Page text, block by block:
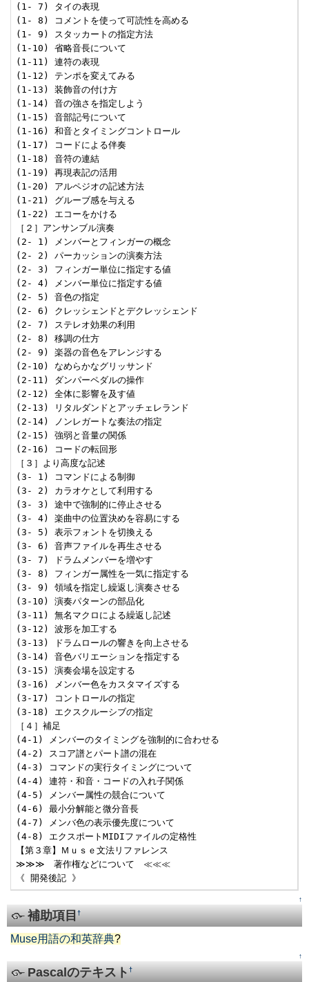
(1- 7) タイの表現
(1- 8) コメントを使って可読性を高める
(1- 9) スタッカートの指定方法
(1-10) 省略音長について
(1-11) 連符の表現
(1-12) テンポを変えてみる
(1-13) 装飾音の付け方
(1-14) 音の強さを指定しよう
(1-15) 音部記号について
(1-16) 和音とタイミングコントロール
(1-17) コードによる伴奏
(1-18) 音符の連結
(1-19) 再現表記の活用
(1-20) アルペジオの記述方法
(1-21) グルーブ感を与える
(1-22) エコーをかける
［２］アンサンブル演奏
(2- 1) メンバーとフィンガーの概念
(2- 2) パーカッションの演奏方法
(2- 3) フィンガー単位に指定する値
(2- 4) メンバー単位に指定する値
(2- 5) 音色の指定
(2- 6) クレッシェンドとデクレッシェンド
(2- 7) ステレオ効果の利用
(2- 8) 移調の仕方
(2- 9) 楽器の音色をアレンジする
(2-10) なめらかなグリッサンド
(2-11) ダンパーペダルの操作
(2-12) 全体に影響を及す値
(2-13) リタルダンドとアッチェレランド
(2-14) ノンレガートな奏法の指定
(2-15) 強弱と音量の関係
(2-16) コードの転回形
［３］より高度な記述
(3- 1) コマンドによる制御
(3- 2) カラオケとして利用する
(3- 3) 途中で強制的に停止させる
(3- 4) 楽曲中の位置決めを容易にする
(3- 5) 表示フォントを切換える
(3- 6) 音声ファイルを再生させる
(3- 7) ドラムメンバーを増やす
(3- 8) フィンガー属性を一気に指定する
(3- 9) 領域を指定し繰返し演奏させる
(3-10) 演奏パターンの部品化
(3-11) 無名マクロによる繰返し記述
(3-12) 波形を加工する
(3-13) ドラムロールの響きを向上させる
(3-14) 音色バリエーションを指定する
(3-15) 演奏会場を設定する
(3-16) メンバー色をカスタマイズする
(3-17) コントロールの指定
(3-18) エクスクルーシブの指定
［４］補足
(4-1) メンバーのタイミングを強制的に合わせる
(4-2) スコア譜とパート譜の混在
(4-3) コマンドの実行タイミングについて
(4-4) 連符・和音・コードの入れ子関係
(4-5) メンバー属性の競合について
(4-6) 最小分解能と微分音長
(4-7) メンバ色の表示優先度について
(4-8) エクスポートMIDIファイルの定格性
【第３章】Ｍｕｓｅ文法リファレンス
≫≫≫　著作権などについて　≪≪≪
《 開発後記 》
↑
補助項目†
Muse用語の和英辞典?
↑
Pascalのテキスト†